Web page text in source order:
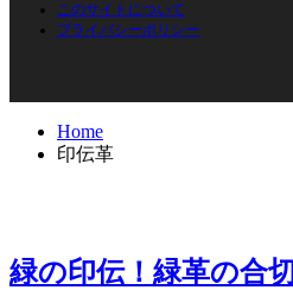
このサイトについて
プライバシーポリシー
Home
印伝革
緑の印伝！緑革の合